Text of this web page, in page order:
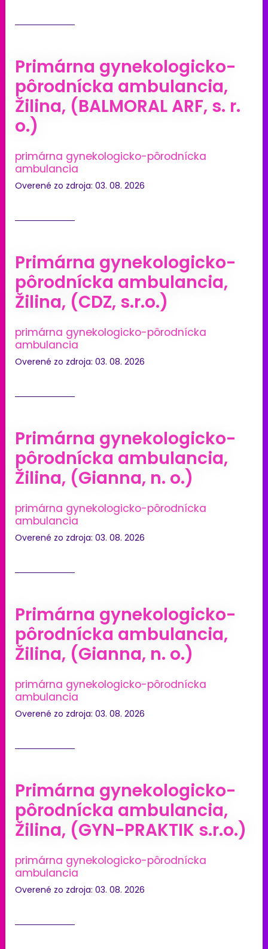
Primárna gynekologicko-
pôrodnícka ambulancia,
Žilina, (BALMORAL ARF, s. r.
o.)
primárna gynekologicko-pôrodnícka
ambulancia
Overené zo zdroja: 03. 08. 2026
Primárna gynekologicko-
pôrodnícka ambulancia,
Žilina, (CDZ, s.r.o.)
primárna gynekologicko-pôrodnícka
ambulancia
Overené zo zdroja: 03. 08. 2026
Primárna gynekologicko-
pôrodnícka ambulancia,
Žilina, (Gianna, n. o.)
primárna gynekologicko-pôrodnícka
ambulancia
Overené zo zdroja: 03. 08. 2026
Primárna gynekologicko-
pôrodnícka ambulancia,
Žilina, (Gianna, n. o.)
primárna gynekologicko-pôrodnícka
ambulancia
Overené zo zdroja: 03. 08. 2026
Primárna gynekologicko-
pôrodnícka ambulancia,
Žilina, (GYN-PRAKTIK s.r.o.)
primárna gynekologicko-pôrodnícka
ambulancia
Overené zo zdroja: 03. 08. 2026